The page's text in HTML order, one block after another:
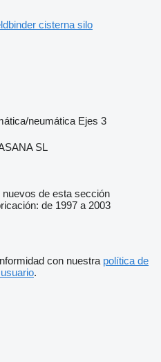
cisterna silo
neumática Ejes 3
SL
de esta sección
de 1997 a 2003
con nuestra política de
.